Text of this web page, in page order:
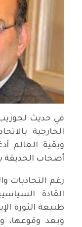
في حديث
الخارجية
وبقية العالم
أصحاب الحديقة
رغم التجاذبات
القادة
طبيعة الثورة
وبعد وقوعها،